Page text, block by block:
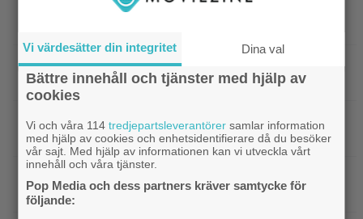
På tv ikväll: Har du förträngt Matt
Casting|”The Legend of Zelda” blir en av Sam
Neills sista roller
TV-spel|Arga föräldrar ringde ner Nintendo –
spelkaraktären ”ser ut som en penis”
skurken Ganondorf i ”The Legend of Zelda”
Vi värdesätter din integritet Dina val
Bättre innehåll och tjänster med hjälp av
cookies
Vi och våra 114tredjepartsleverantörer samlar information
med hjälp av cookies och enhetsidentifierare då du besöker
vår sajt. Med hjälp av informationen kan vi utveckla vårt
innehåll och våra tjänster.
Pop Media och dess partners kräver samtycke för
följande: